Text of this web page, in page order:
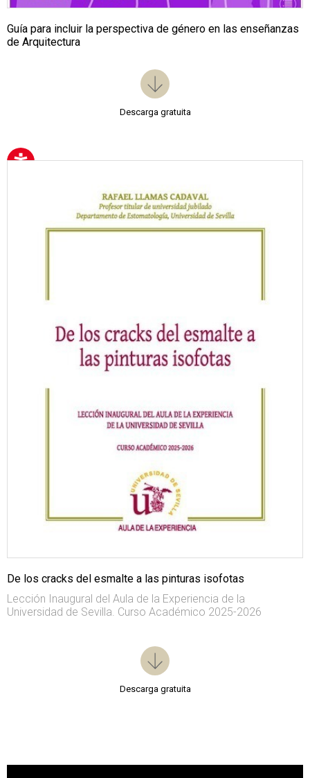
Guía para incluir la perspectiva de género en las enseñanzas
de Arquitectura
Descarga gratuita
De los cracks del esmalte a las pinturas isofotas
Lección Inaugural del Aula de la Experiencia de la
Universidad de Sevilla. Curso Académico 2025-2026
Descarga gratuita